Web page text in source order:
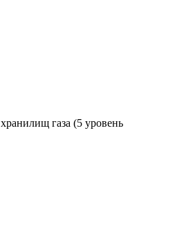
газа (5 уровень